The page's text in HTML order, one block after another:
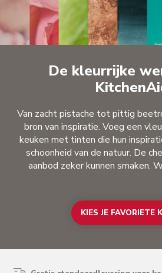
De kleurrijke
Van zacht pistache tot pittig
bron van inspiratie. Voeg een
keuken met tinten die hun
schoonheid van de natuur. De
aanbod zeker kunnen smaken.
KIES JE FAVORIETE